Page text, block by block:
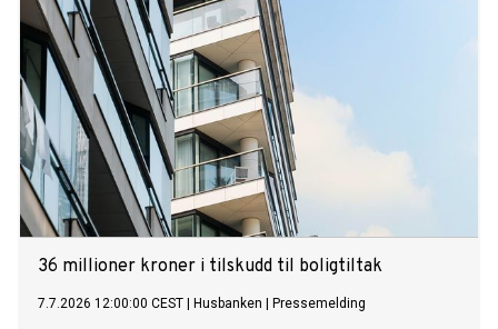
36 millioner kroner i tilskudd til boligtiltak
7.7.2026 12:00:00 CEST Husbanken Pressemelding